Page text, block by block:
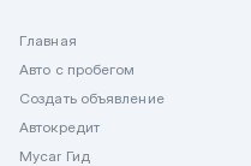
Главная
Авто с пробегом
Создать объявление
Автокредит
Mycar Гид